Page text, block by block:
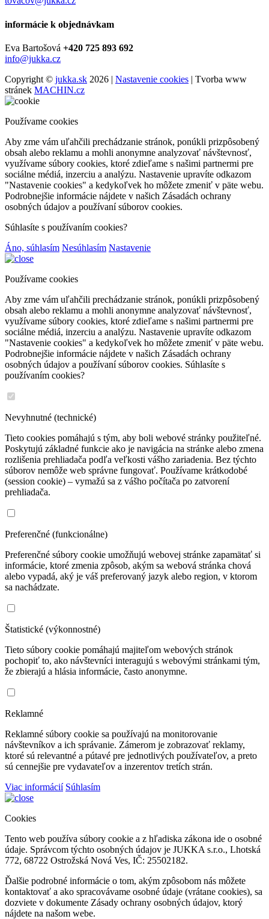
informácie k objednávkam
Eva Bartošová +420 725 893 692
info@jukka.cz
Copyright © jukka.sk 2026 | Nastavenie cookies | Tvorba www
stránek MACHIN.cz
Používame cookies
Aby zme vám uľahčili prechádzanie stránok, ponúkli prizpôsobený
obsah alebo reklamu a mohli anonymne analyzovať návštevnosť,
využívame súbory cookies, ktoré zdieľame s našimi partnermi pre
sociálne médiá, inzerciu a analýzu. Nastavenie upravíte odkazom
"Nastavenie cookies" a kedykoľvek ho môžete zmeniť v päte webu.
Podrobnejšie informácie nájdete v našich Zásadách ochrany
osobných údajov a používaní súborov cookies.
Súhlasíte s používaním cookies?
Áno, súhlasím Nesúhlasím Nastavenie
Používame cookies
Aby zme vám uľahčili prechádzanie stránok, ponúkli prizpôsobený
obsah alebo reklamu a mohli anonymne analyzovať návštevnosť,
využívame súbory cookies, ktoré zdieľame s našimi partnermi pre
sociálne médiá, inzerciu a analýzu. Nastavenie upravíte odkazom
"Nastavenie cookies" a kedykoľvek ho môžete zmeniť v päte webu.
Podrobnejšie informácie nájdete v našich Zásadách ochrany
osobných údajov a používaní súborov cookies. Súhlasíte s
používaním cookies?
Nevyhnutné (technické)
Tieto cookies pomáhajú s tým, aby boli webové stránky použiteľné.
Poskytujú základné funkcie ako je navigácia na stránke alebo zmena
rozlišenia prehliadača podľa veľkosti vášho zariadenia. Bez týchto
súborov nemôže web správne fungovať. Používame krátkodobé
(session cookie) – vymažú sa z vášho počítača po zatvorení
prehliadača.
Preferenčné (funkcionálne)
Preferenčné súbory cookie umožňujú webovej stránke zapamätať si
informácie, ktoré zmenia zpôsob, akým sa webová stránka chová
alebo vypadá, aký je váš preferovaný jazyk alebo region, v ktorom
sa nachádzate.
Štatistické (výkonnostné)
Tieto súbory cookie pomáhajú majiteľom webových stránok
pochopiť to, ako návštevníci interagujú s webovými stránkami tým,
že zbierajú a hlásia informácie, často anonymne.
Reklamné
Reklamné súbory cookie sa používajú na monitorovanie
návštevníkov a ich správanie. Zámerom je zobrazovať reklamy,
ktoré sú relevantné a pútavé pre jednotlivých používateľov, a preto
sú cennejšie pre vydavateľov a inzerentov tretích strán.
Viac informácií Súhlasím
Cookies
Tento web používa súbory cookie a z hľadiska zákona ide o osobné
údaje. Správcom týchto osobných údajov je JUKKA s.r.o., Lhotská
772, 68722 Ostrožská Nová Ves, IČ: 25502182.
Ďalšie podrobné informácie o tom, akým zpôsobom nás môžete
kontaktovať a ako spracovávame osobné údaje (vrátane cookies), sa
dozviete v dokumente Zásady ochrany osobných údajov, ktorý
nájdete na našom webe.